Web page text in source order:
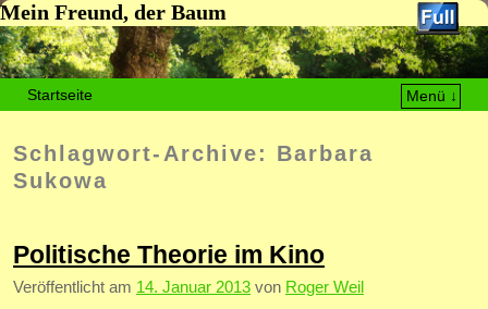
Mein Freund, der Baum
Startseite
Menü ↓
Schlagwort-Archive: Barbara
Sukowa
Politische Theorie im Kino
Veröffentlicht am 14. Januar 2013 von Roger Weil